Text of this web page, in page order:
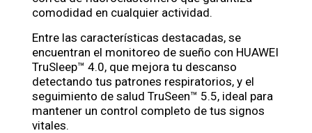
comodidad en cualquier actividad.
Entre las características destacadas, se
encuentran el monitoreo de sueño con HUAWEI
TruSleep™ 4.0, que mejora tu descanso
detectando tus patrones respiratorios, y el
seguimiento de salud TruSeen™ 5.5, ideal para
mantener un control completo de tus signos
vitales.